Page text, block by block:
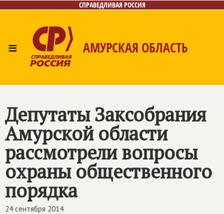
СПРАВЕДЛИВАЯ РОССИЯ
≡ АМУРСКАЯ ОБЛАСТЬ
Контакты
Депутаты Заксобрания
Амурской области
рассмотрели вопросы
охраны общественного
порядка
24 сентября 2014